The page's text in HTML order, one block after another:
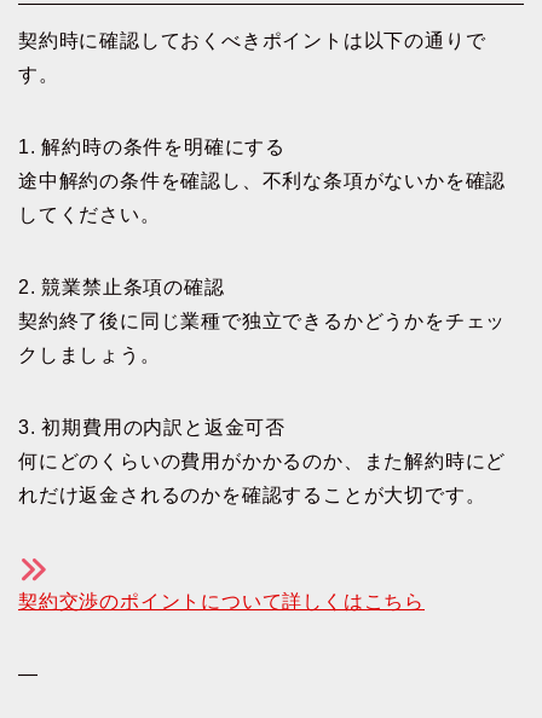
契約時に確認しておくべきポイントは以下の通りで
す。
1. 解約時の条件を明確にする
途中解約の条件を確認し、不利な条項がないかを確認
してください。
2. 競業禁止条項の確認
契約終了後に同じ業種で独立できるかどうかをチェッ
クしましょう。
3. 初期費用の内訳と返金可否
何にどのくらいの費用がかかるのか、また解約時にど
れだけ返金されるのかを確認することが大切です。
契約交渉のポイントについて詳しくはこちら
—